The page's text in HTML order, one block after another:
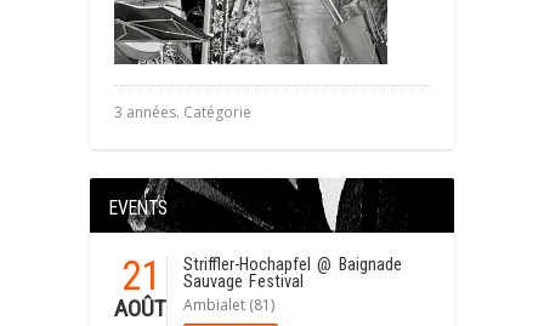
3 années. Catégorie
EVENTS
21
AOÛT
Striffler-Hochapfel @ Baignade
Sauvage Festival
Ambialet (81)